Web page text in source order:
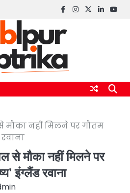
Facebook
instagram
twitterlinkedin
मौका नहीं मिलने पर गौतम
से मौका नहीं मिलने पर
इंग्लैंड रवाना